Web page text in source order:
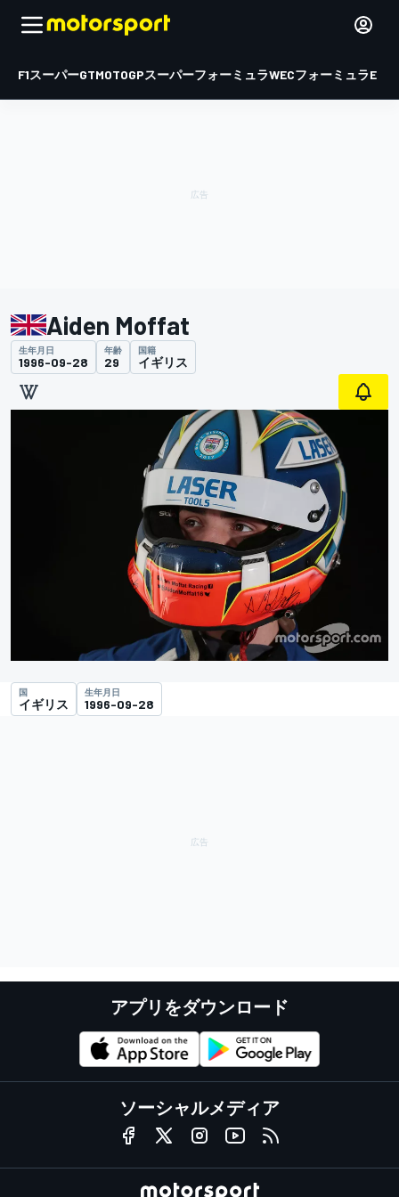
F1スーパーGTMOTOGPスーパーフォーミュラWECフォーミュラE
Aiden Moffat
生年月日
1996-09-28
年齢
29
国籍
イギリス
国
イギリス
生年月日
1996-09-28
アプリをダウンロード
ソーシャルメディア